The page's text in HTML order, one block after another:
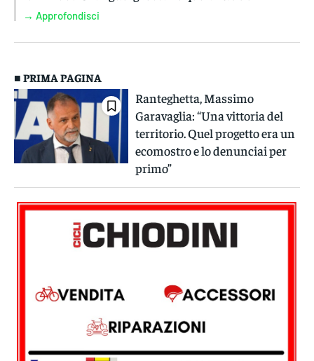
→ Approfondisci
■ PRIMA PAGINA
Ranteghetta, Massimo
Garavaglia: “Una vittoria del
territorio. Quel progetto era un
ecomostro e lo denunciai per
primo”